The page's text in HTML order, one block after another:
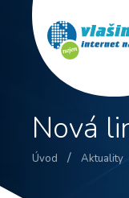
Nová
Úvod / Aktuality